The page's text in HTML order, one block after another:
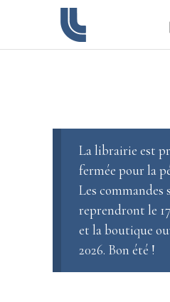
La librairie est
fermée pour la
Les commandes
reprendront le
et la boutique
2026. Bon été !